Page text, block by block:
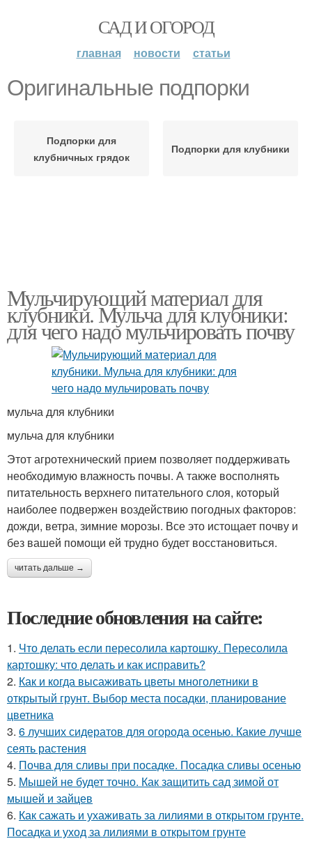
САД И ОГОРОД
главная новости статьи
Оригинальные подпорки
Подпорки для
клубничных грядок
Подпорки для клубники
Мульчирующий материал для
клубники. Мульча для клубники:
для чего надо мульчировать почву
мульча для клубники
мульча для клубники
Этот агротехнический прием позволяет поддерживать
необходимую влажность почвы. А также восполнять
питательность верхнего питательного слоя, который
наиболее подвержен воздействию погодных факторов:
дожди, ветра, зимние морозы. Все это истощает почву и
без вашей помощи ей трудно будет восстановиться.
читать дальше →
Последние обновления на сайте:
1. Что делать если пересолила картошку. Пересолила
картошку: что делать и как исправить?
2. Как и когда высаживать цветы многолетники в
открытый грунт. Выбор места посадки, планирование
цветника
3. 6 лучших сидератов для огорода осенью. Какие лучше
сеять растения
4. Почва для сливы при посадке. Посадка сливы осенью
5. Мышей не будет точно. Как защитить сад зимой от
мышей и зайцев
6. Как сажать и ухаживать за лилиями в открытом грунте.
Посадка и уход за лилиями в открытом грунте